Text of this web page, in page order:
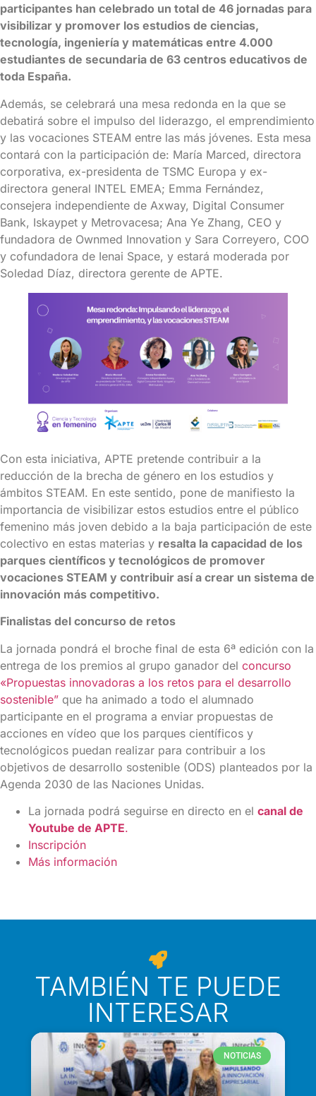
participantes han celebrado un total de 46 jornadas para
visibilizar y promover los estudios de ciencias,
tecnología, ingeniería y matemáticas entre 4.000
estudiantes de secundaria de 63 centros educativos de
toda España.
Además, se celebrará una mesa redonda en la que se
debatirá sobre el impulso del liderazgo, el emprendimiento
y las vocaciones STEAM entre las más jóvenes. Esta mesa
contará con la participación de: María Marced, directora
corporativa, ex-presidenta de TSMC Europa y ex-
directora general INTEL EMEA; Emma Fernández,
consejera independiente de Axway, Digital Consumer
Bank, Iskaypet y Metrovacesa; Ana Ye Zhang, CEO y
fundadora de Ownmed Innovation y Sara Correyero, COO
y cofundadora de Ienai Space, y estará moderada por
Soledad Díaz, directora gerente de APTE.
Con esta iniciativa, APTE pretende contribuir a la
reducción de la brecha de género en los estudios y
ámbitos STEAM. En este sentido, pone de manifiesto la
importancia de visibilizar estos estudios entre el público
femenino más joven debido a la baja participación de este
colectivo en estas materias y resalta la capacidad de los
parques científicos y tecnológicos de promover
vocaciones STEAM y contribuir así a crear un sistema de
innovación más competitivo.
Finalistas del concurso de retos
La jornada pondrá el broche final de esta 6ª edición con la
entrega de los premios al grupo ganador del concurso
«Propuestas innovadoras a los retos para el desarrollo
sostenible” que ha animado a todo el alumnado
participante en el programa a enviar propuestas de
acciones en vídeo que los parques científicos y
tecnológicos puedan realizar para contribuir a los
objetivos de desarrollo sostenible (ODS) planteados por la
Agenda 2030 de las Naciones Unidas.
La jornada podrá seguirse en directo en el canal de
Youtube de APTE.
Inscripción
Más información
TAMBIÉN TE PUEDE
INTERESAR
NOTICIAS